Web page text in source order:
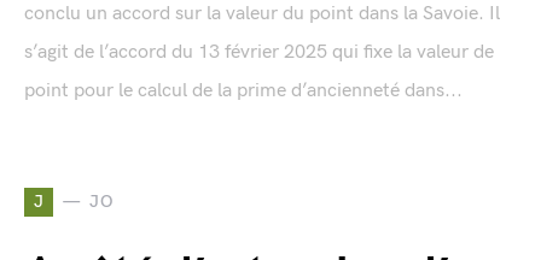
conclu un accord sur la valeur du point dans la Savoie. Il
s’agit de l’accord du 13 février 2025 qui fixe la valeur de
point pour le calcul de la prime d’ancienneté dans...
J JO